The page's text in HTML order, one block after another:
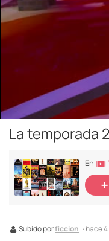
La temporada
En
Subido porficcion · hace